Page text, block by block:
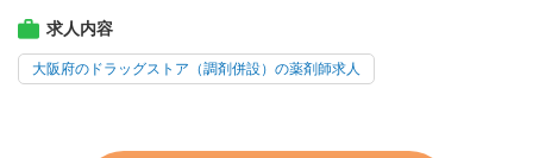
求人内容
大阪府のドラッグストア（調剤併設）の薬剤師求人